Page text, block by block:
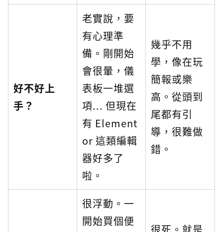
好不好上
手？
老實說，要
有心理準
備。剛開始
會很暈，儀
表板一堆選
項... 但現在
有 Element
or 這類編輯
器好多了
啦。
幾乎不用
學，像在玩
簡報或樂
高。從頭到
尾都有引
導，很難做
錯。
很浮動。一
開始買個便